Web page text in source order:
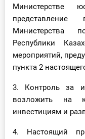
Министерстве
Министерства
Республики
мероприятий,
пункта 2
3. Контроль за
возложить на
инвестициям и
4. Настоящий